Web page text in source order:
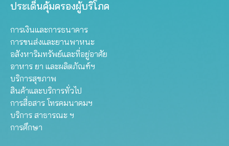
ประเด็นคุ้มครองผู้บริโภค
การเงินและการธนาคาร
การขนส่งและยานพาหนะ
อสังหาริมทรัพย์และที่อยู่อาศัย
อาหาร ยา และผลิตภัณฑ์ฯ
บริการสุขภาพ
สินค้าและบริการทั่วไป
การสื่อสาร โทรคมนาคมฯ
บริการ สาธารณะ ฯ
การศึกษา